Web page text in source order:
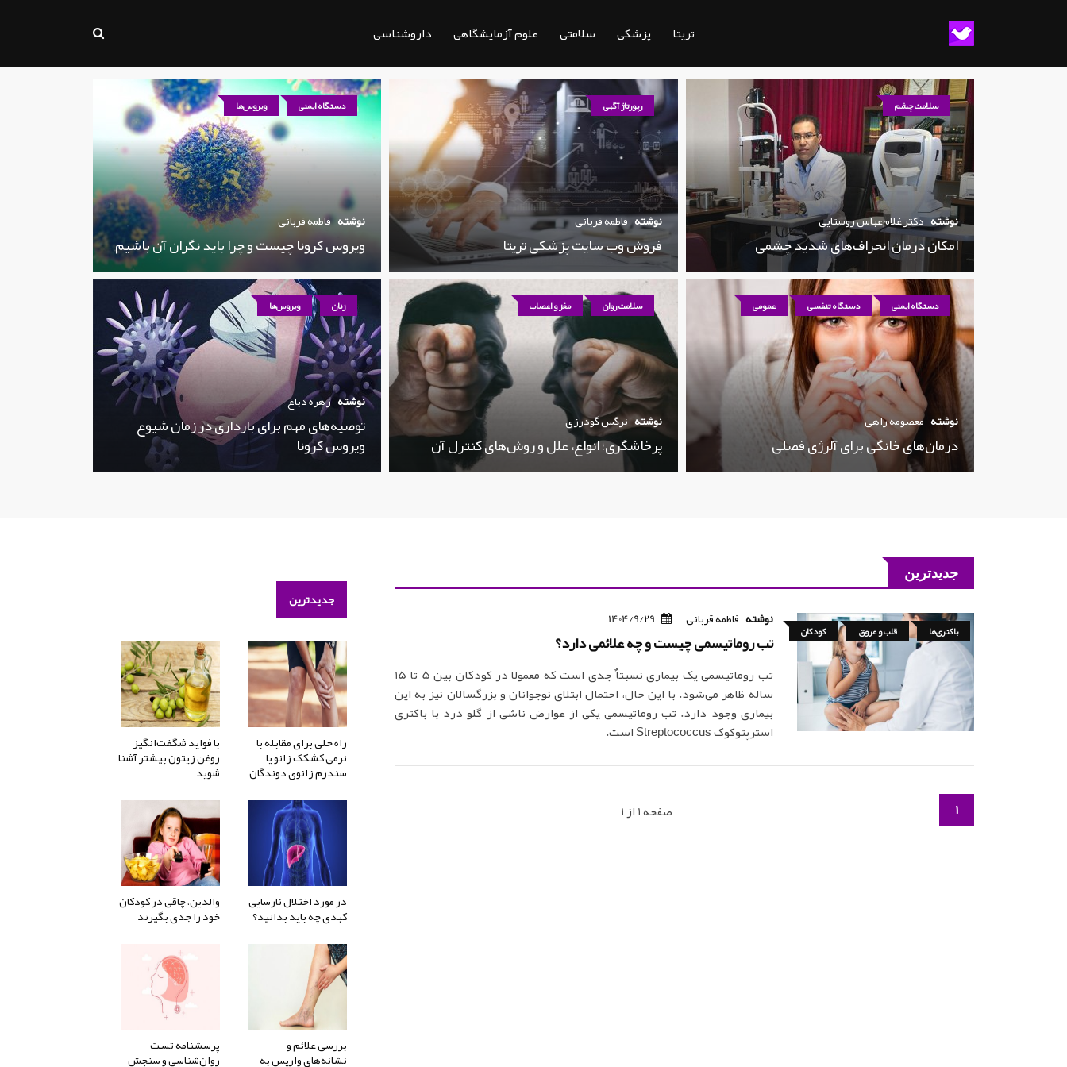
تریتا پزشکی سلامتی علوم آزمایشگاهی داروشناسی
سلامت چشم
نوشته دکتر غلام‌عباس روستایی
امکان درمان انحراف‌های شدید چشمی
رپورتاژ آگهی
نوشته فاطمه قربانی
فروش وب سایت پزشکی تریتا
دستگاه ایمنی ویروس‌ها
نوشته فاطمه قربانی
ویروس کرونا چیست و چرا باید نگران آن باشیم
دستگاه ایمنی دستگاه تنفسی عمومی
نوشته معصومه راهی
درمان‌های خانگی برای آلرژی فصلی
سلامت روان مغز و اعصاب
نوشته نرگس گودرزی
پرخاشگری؛ انواع، علل و روش‌های کنترل آن
زنان ویروس‌ها
نوشته زهره دباغ
توصیه‌های مهم برای بارداری در زمان شیوع
ویروس کرونا
جدیدترین
باکتری‌ها قلب و عروق کودکان
نوشته فاطمه قربانی 1404/9/29
تب روماتیسمی چیست و چه علائمی دارد؟
تب روماتیسمی یک بیماری نسبتاٌ جدی است که معمولا در کودکان بین 5 تا 15
ساله ظاهر می‌شود. با این حال، احتمال ابتلای نوجوانان و بزرگسالان نیز به این
بیماری وجود دارد. تب روماتیسمی یکی از عوارض ناشی از گلو درد با باکتری
استرپتوکوک Streptococcus است.
1 صفحه 1 از 1
جدیدترین
راه حلی برای مقابله با
نرمی کشکک زانو یا
سندرم زانوی دوندگان
با فواید شگفت‌انگیز
روغن زیتون بیشتر آشنا
شوید
در مورد اختلال نارسایی
کبدی چه باید بدانید؟
والدین، چاقی در کودکان
خود را جدی بگیرند
بررسی علائم و
نشانه‌های واریس به
پرسشنامه تست
روان‌شناسی و سنجش